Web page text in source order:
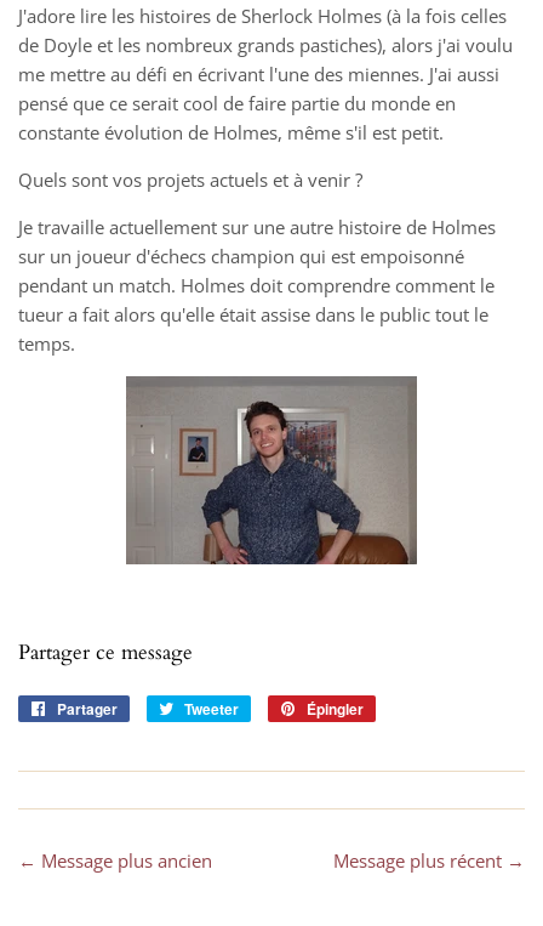
J'adore lire les histoires de Sherlock Holmes (à la fois celles
de Doyle et les nombreux grands pastiches), alors j'ai voulu
me mettre au défi en écrivant l'une des miennes. J'ai aussi
pensé que ce serait cool de faire partie du monde en
constante évolution de Holmes, même s'il est petit.
Quels sont vos projets actuels et à venir ?
Je travaille actuellement sur une autre histoire de Holmes
sur un joueur d'échecs champion qui est empoisonné
pendant un match. Holmes doit comprendre comment le
tueur a fait alors qu'elle était assise dans le public tout le
temps.
Partager ce message
Partager
PartagerTweeter
Tweeter
Épingler
← Message plus ancien Message plus récent →